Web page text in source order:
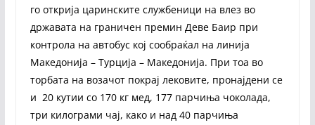
го открија царинските службеници на влез во
државата на граничен премин Деве Баир при
контрола на автобус кој сообраќал на линија
Македонија – Турција – Македонија. При тоа во
торбата на возачот покрај лековите, пронајдени се
и 20 кутии со 170 кг мед, 177 парчиња чоколада,
три килограми чај, како и над 40 парчиња